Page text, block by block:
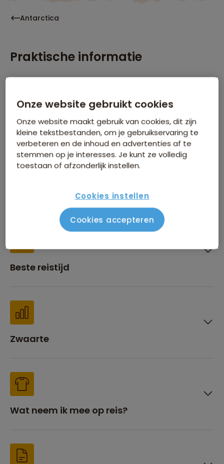
Antarctica
Praktische informatie
Inbegrepen in de reissom
Beste reistijd
Zwaarte
Wat neem ik mee op reis?
Onze website gebruikt cookies
Onze website maakt gebruik van cookies, dit zijn
kleine tekstbestanden, om je gebruikservaring te
verbeteren en de inhoud en advertenties af te
stemmen op je interesses. Je kunt ze volledig
toestaan of afzonderlijk instellen.
Cookies instellen
Cookies accepteren